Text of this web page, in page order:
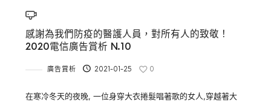
感謝為我們防疫的醫護人員，對所有人的致敬！
2020電信廣告賞析 N.10
廣告賞析 2021-01-25 0
在寒冷冬天的夜晚, 一位身穿大衣捲髮唱著歌的女人,穿越著大